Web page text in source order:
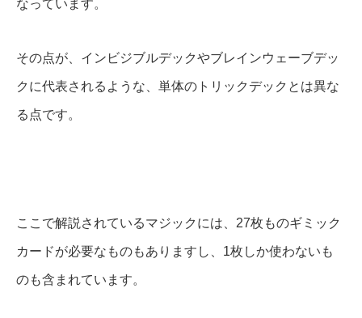
なっています。
その点が、インビジブルデックやブレインウェーブデッ
クに代表されるような、単体のトリックデックとは異な
る点です。
ここで解説されているマジックには、27枚ものギミック
カードが必要なものもありますし、1枚しか使わないも
のも含まれています。